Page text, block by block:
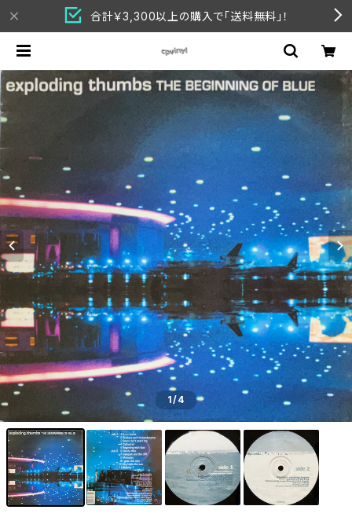
合計￥3,300以上の購入で「送料無料」！
1/4